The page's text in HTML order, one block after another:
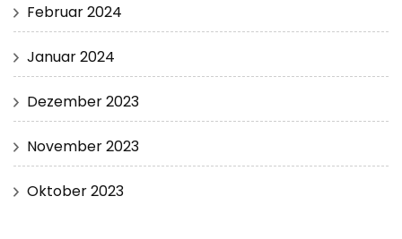
Februar 2024
Januar 2024
Dezember 2023
November 2023
Oktober 2023